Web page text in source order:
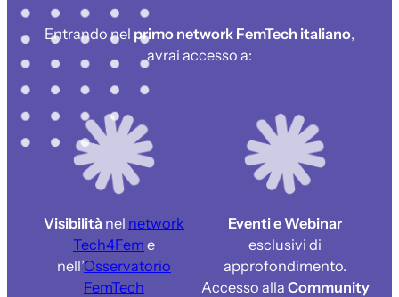
Entrando nel primo network FemTech italiano,
avrai accesso a:
Visibilità nel network
Tech4Fem e
nell’Osservatorio
FemTech
Eventi e Webinar
esclusivi di
approfondimento.
Accesso alla Community